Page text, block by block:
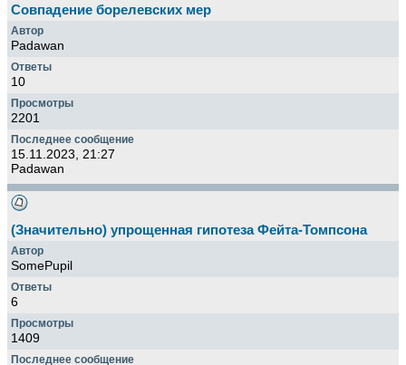
Совпадение борелевских мер
Padawan
10
2201
15.11.2023, 21:27
Padawan
(Значительно) упрощенная гипотеза Фейта-Томпсона
SomePupil
6
1409